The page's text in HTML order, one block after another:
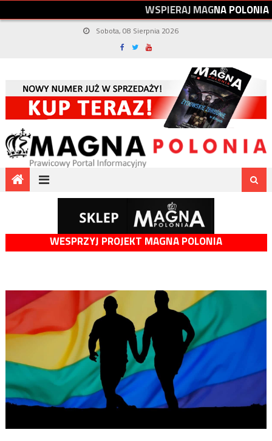
WSPIERAJMAGNAPOLONIA
Sobota, 08 Sierpnia 2026
WESPRZYJ PROJEKT MAGNA POLONIA